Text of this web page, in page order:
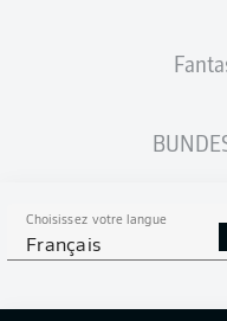
Choisissez votre langue
Français
STATS